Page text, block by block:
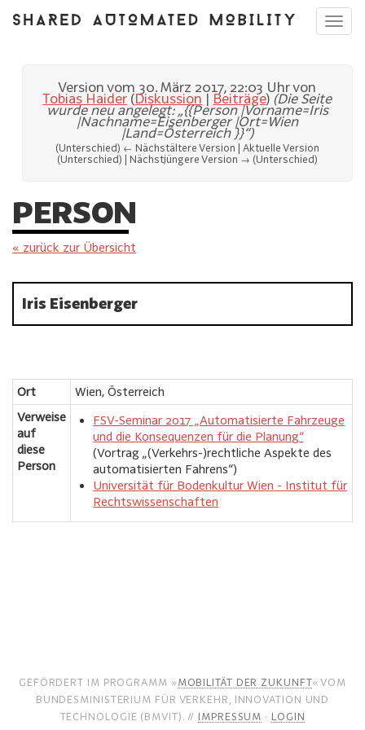
Version vom 30. März 2017, 22:03 Uhr von
Tobias Haider (Diskussion | Beiträge) (Die Seite
wurde neu angelegt: „{{Person |Vorname=Iris
|Nachname=Eisenberger |Ort=Wien
|Land=Österreich }}“)
(Unterschied) ← Nächstältere Version | Aktuelle Version
(Unterschied) | Nächstjüngere Version → (Unterschied)
PERSON
« zurück zur Übersicht
Iris Eisenberger
Ort
Wien, Österreich
Verweise
auf
diese
Person
FSV-Seminar 2017 „Automatisierte Fahrzeuge
und die Konsequenzen für die Planung“
(Vortrag „(Verkehrs-)rechtliche Aspekte des
automatisierten Fahrens“)
Universität für Bodenkultur Wien - Institut für
Rechtswissenschaften
GEFÖRDERT IM PROGRAMM »MOBILITÄT DER ZUKUNFT« VOM
BUNDESMINISTERIUM FÜR VERKEHR, INNOVATION UND
TECHNOLOGIE (BMVIT). // IMPRESSUM · LOGIN